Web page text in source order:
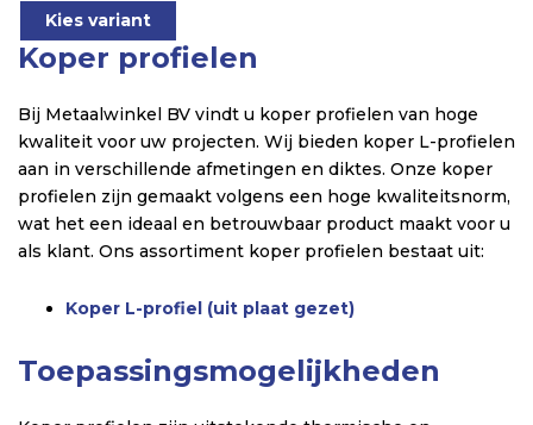
Kies variant
Koper profielen
Bij Metaalwinkel BV vindt u koper profielen van hoge
kwaliteit voor uw projecten. Wij bieden koper L-profielen
aan in verschillende afmetingen en diktes. Onze koper
profielen zijn gemaakt volgens een hoge kwaliteitsnorm,
wat het een ideaal en betrouwbaar product maakt voor u
als klant. Ons assortiment koper profielen bestaat uit:
Koper L-profiel (uit plaat gezet)
Toepassingsmogelijkheden